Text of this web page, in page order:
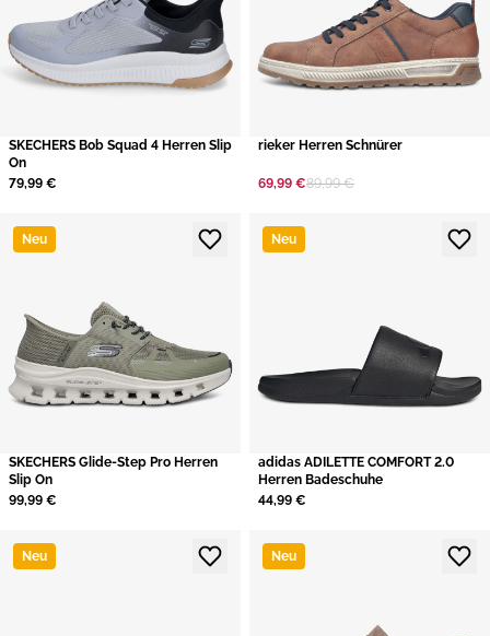
SKECHERS Bob Squad 4 Herren Slip
On
79,99 €
rieker Herren Schnürer
69,99 €89,99 €
Neu
SKECHERS Glide-Step Pro Herren
Slip On
99,99 €
Neu
adidas ADILETTE COMFORT 2.0
Herren Badeschuhe
44,99 €
Neu Neu